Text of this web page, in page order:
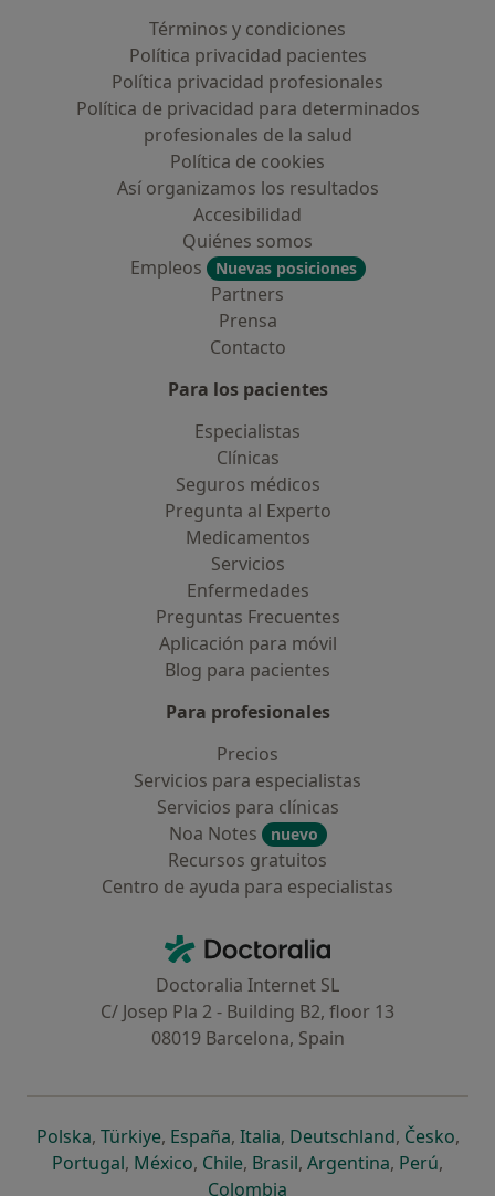
Términos y condiciones
Política privacidad pacientes
Política privacidad profesionales
Política de privacidad para determinados
profesionales de la salud
Política de cookies
Así organizamos los resultados
Accesibilidad
Quiénes somos
Empleos
Nuevas posiciones
Partners
Prensa
Contacto
Para los pacientes
Especialistas
Clínicas
Seguros médicos
Pregunta al Experto
Medicamentos
Servicios
Enfermedades
Preguntas Frecuentes
Aplicación para móvil
Blog para pacientes
Para profesionales
Precios
Servicios para especialistas
Servicios para clínicas
Noa Notes
nuevo
Recursos gratuitos
Centro de ayuda para especialistas
Doctoralia - Página de inicio
Doctoralia Internet SL
C/ Josep Pla 2 - Building B2, floor 13
08019 Barcelona, Spain
Polskase abre en una nueva pestaña
, Türkiyese abre en una nueva pestaña
, Españase abre en una nueva pestaña
, Italiase abre en una nueva
, Deutschlandse abre en
, Českose
,
Portugalse abre en una nueva pestaña
, Méxicose abre en una nueva pestaña
, Chilese abre en una nueva pestaña
, Brasilse abre en una nueva
, Argentinase abre en
, Perúse
,
Colombia